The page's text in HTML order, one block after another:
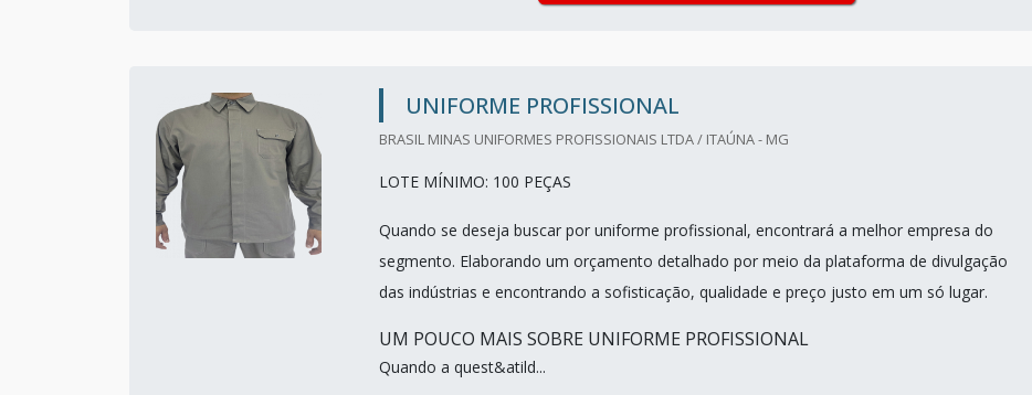
UNIFORME PROFISSIONAL
BRASIL MINAS UNIFORMES PROFISSIONAIS LTDA / ITAÚNA - MG
LOTE MÍNIMO: 100 PEÇAS
Quando se deseja buscar por uniforme profissional, encontrará a melhor empresa do
segmento. Elaborando um orçamento detalhado por meio da plataforma de divulgação
das indústrias e encontrando a sofisticação, qualidade e preço justo em um só lugar.
UM POUCO MAIS SOBRE UNIFORME PROFISSIONAL
Quando a quest&atild...